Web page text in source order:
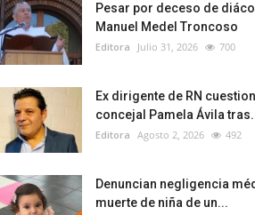
Pesar por deceso de
Manuel Medel Troncoso
Editora Julio 31, 2026 700
Ex dirigente de RN
concejal Pamela Ávila
Editora Agosto 2, 2026 492
Denuncian negligencia
muerte de niña de un...